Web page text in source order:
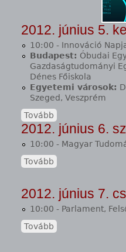
2012. június 5.
10:00 - Innováció
Budapest: Óbudai
Gazdaságtudományi
Dénes Főiskola
Egyetemi városok:
Szeged, Veszprém
Tovább
2012. június 6.
10:00 - Magyar
Tovább
2012. június 7.
10:00 - Parlament,
Tovább